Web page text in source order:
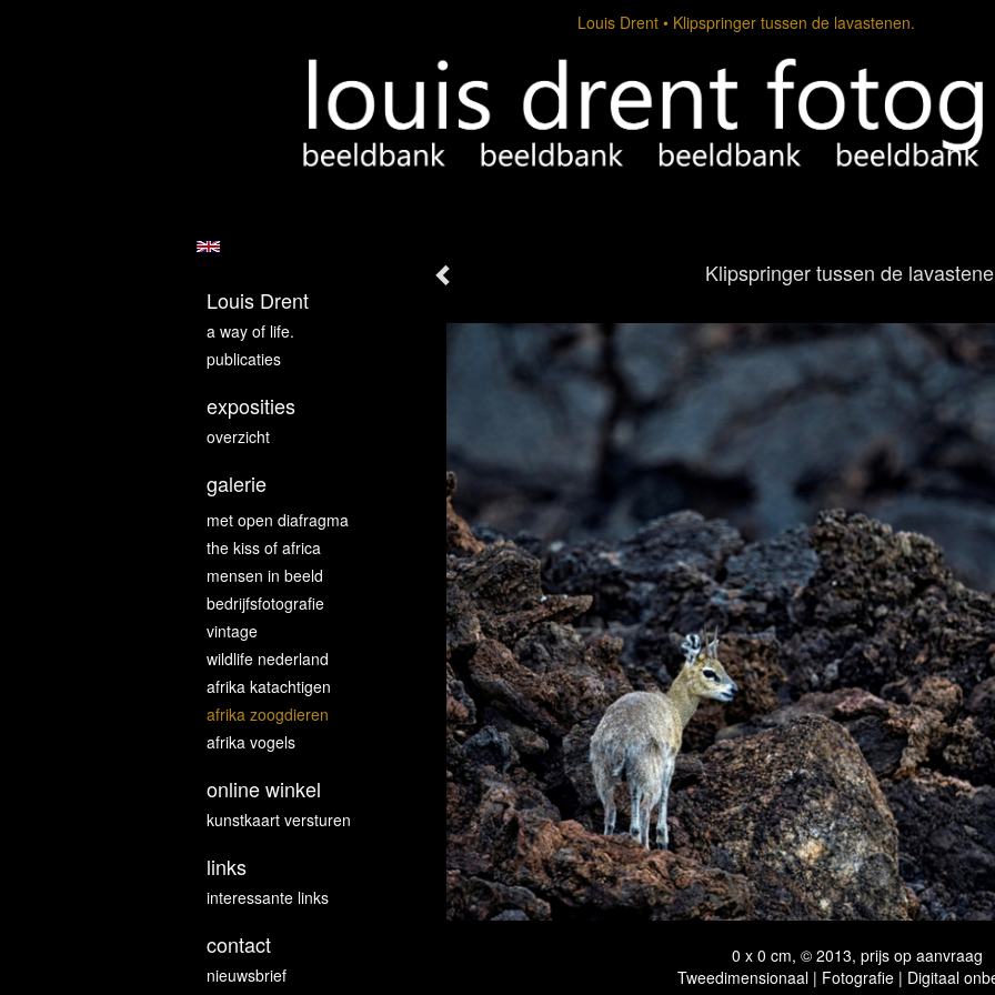
Louis Drent Klipspringer tussen de lavastenen.
Klipspringer tussen de
0 x 0 cm, © 2013, prijs op aanvraag
Tweedimensionaal | Fotografie | Digitaal
Louis Drent
a way of life.
publicaties
exposities
overzicht
galerie
met open diafragma
the kiss of africa
mensen in beeld
bedrijfsfotografie
vintage
wildlife nederland
afrika katachtigen
afrika zoogdieren
afrika vogels
online winkel
kunstkaart versturen
links
interessante links
contact
nieuwsbrief